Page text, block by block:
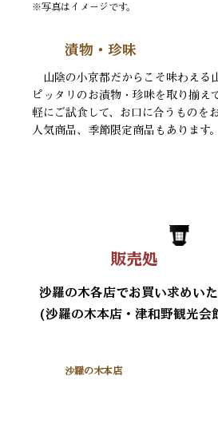
※写真はイメージです。
漬物・珍味
山陰の小京都だからこそ味わえる
ピッタリのお漬物・珍味を取り揃え
軽にご試食して、お口に合うものを
人気商品、季節限定商品もあります。
販売処
沙羅の木各店でお買い求めいた
(沙羅の木本店・津和野観光会
沙羅の木本店